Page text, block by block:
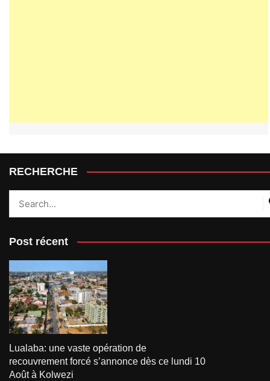
RECHERCHE
Post récent
Lualaba: une vaste opération de
recouvrement forcé s’annonce dès ce lundi 10
Août à Kolwezi